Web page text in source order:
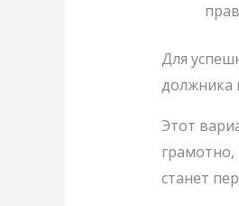
Для
должника
Этот
грамотно,
станет